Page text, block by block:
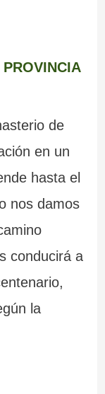
PROVINCIA
de
en un
hasta el
nos damos
conducirá a
la